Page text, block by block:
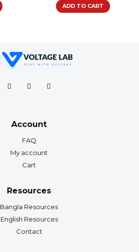
was:
is:
ADD TO CART
Account
FAQ
My account
Cart
Resources
Bangla Resources
English Resources
Contact